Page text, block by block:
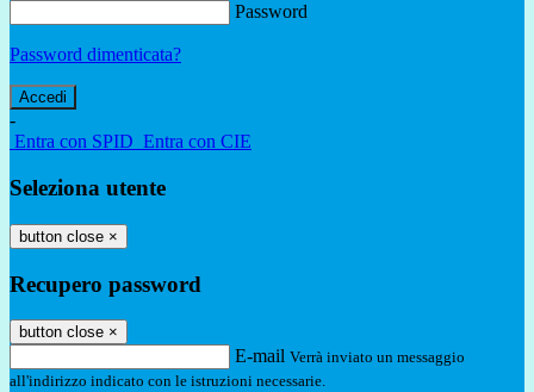
Password
Password dimenticata?
-
Entra con SPID Entra con CIE
Seleziona utente
button close ×
Recupero password
button close ×
E-mail Verrà inviato un messaggio
all'indirizzo indicato con le istruzioni necessarie.